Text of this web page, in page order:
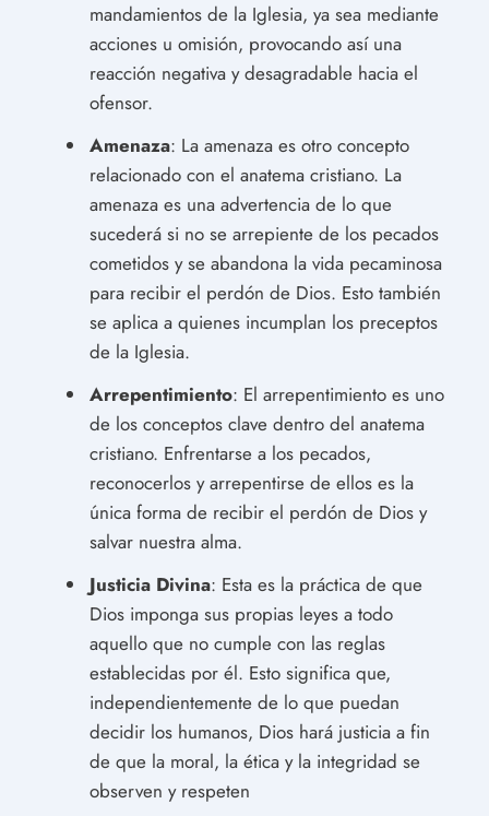
mandamientos de la Iglesia, ya sea mediante
acciones u omisión, provocando así una
reacción negativa y desagradable hacia el
ofensor.
Amenaza: La amenaza es otro concepto
relacionado con el anatema cristiano. La
amenaza es una advertencia de lo que
sucederá si no se arrepiente de los pecados
cometidos y se abandona la vida pecaminosa
para recibir el perdón de Dios. Esto también
se aplica a quienes incumplan los preceptos
de la Iglesia.
Arrepentimiento: El arrepentimiento es uno
de los conceptos clave dentro del anatema
cristiano. Enfrentarse a los pecados,
reconocerlos y arrepentirse de ellos es la
única forma de recibir el perdón de Dios y
salvar nuestra alma.
Justicia Divina: Esta es la práctica de que
Dios imponga sus propias leyes a todo
aquello que no cumple con las reglas
establecidas por él. Esto significa que,
independientemente de lo que puedan
decidir los humanos, Dios hará justicia a fin
de que la moral, la ética y la integridad se
observen y respeten